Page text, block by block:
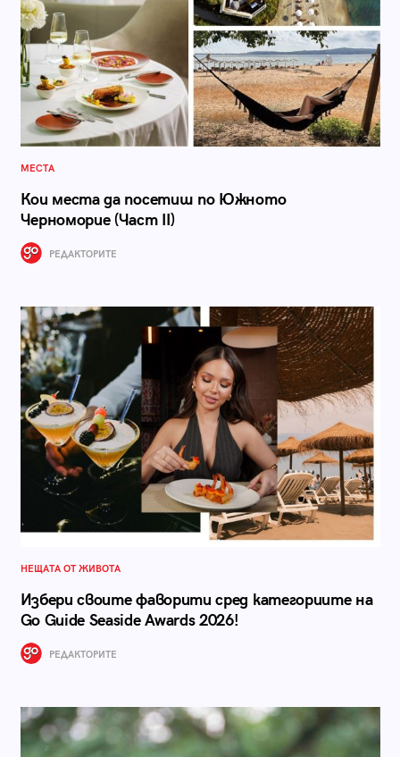
МЕСТА
Кои места да посетиш по Южното
Черноморие (Част II)
РЕДАКТОРИТЕ
НЕЩАТА ОТ ЖИВОТА
Избери своите фаворити сред категориите на
Go Guide Seaside Awards 2026!
РЕДАКТОРИТЕ